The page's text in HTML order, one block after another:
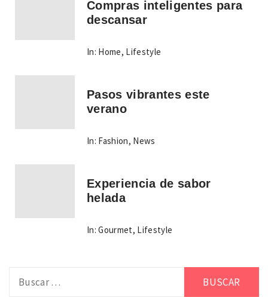
Compras inteligentes para
descansar
In: Home, Lifestyle
Pasos vibrantes este
verano
In: Fashion, News
Experiencia de sabor
helada
In: Gourmet, Lifestyle